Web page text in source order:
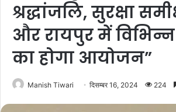
श्रद्धांजलि, सुरक्षा
और रायपुर में विभिन्न
का होगा आयोजन”
Manish Tiwari दिसम्बर 16, 2024 224